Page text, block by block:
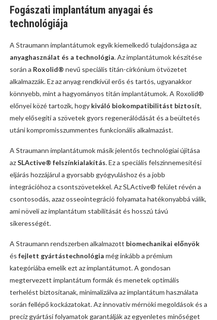
Fogászati implantátum anyagai és
technológiája
A Straumann implantátumok egyik kiemelkedő tulajdonsága az
anyaghasználat és a technológia. Az implantátumok készítése
során a Roxolid® nevű speciális titán-cirkónium ötvözetet
alkalmazzák. Ez az anyag rendkívül erős és tartós, ugyanakkor
könnyebb, mint a hagyományos titán implantátumok. A Roxolid®
előnyei közé tartozik, hogy kiváló biokompatibilitást biztosít,
mely elősegíti a szövetek gyors regenerálódását és a beültetés
utáni kompromisszummentes funkcionális alkalmazást.
A Straumann implantátumok másik jelentős technológiai újítása
azSLActive® felszínkialakítás. Ez a speciális felszínnemesítési
eljárás hozzájárul a gyorsabb gyógyuláshoz és a jobb
integrációhoz a csontszövetekkel. Az SLActive® felület révén a
csontosodás, azaz osseointegráció folyamata hatékonyabbá válik,
ami növeli az implantátum stabilitását és hosszú távú
sikerességét.
A Straumann rendszerben alkalmazott biomechanikai előnyök
és fejlett gyártástechnológia még inkább a prémium
kategóriába emelik ezt az implantátumot. A gondosan
megtervezett implantátum formák és menetek optimális
terhelést biztosítanak, minimalizálva az implantátum használata
során fellépő kockázatokat. Az innovatív mérnöki megoldások és a
precíz gyártási folyamatok garantálják az egyenletes minőséget